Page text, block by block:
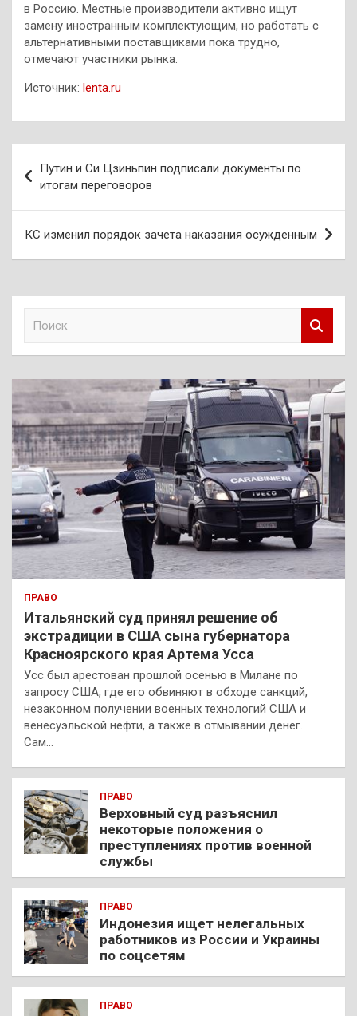
в Россию. Местные производители активно ищут
замену иностранным комплектующим, но работать с
альтернативными поставщиками пока трудно,
отмечают участники рынка.
Источник: lenta.ru
по
записям
Путин и Си Цзиньпин подписали документы по
итогам переговоров
КС изменил порядок зачета наказания осужденным
к
ПРАВО
Итальянский суд принял решение об
экстрадиции в США сына губернатора
Красноярского края Артема Усса
Усс был арестован прошлой осенью в Милане по
запросу США, где его обвиняют в обходе санкций,
незаконном получении военных технологий США и
венесуэльской нефти, а также в отмывании денег.
Сам…
ПРАВО
Верховный суд разъяснил
некоторые положения о
преступлениях против военной
службы
ПРАВО
Индонезия ищет нелегальных
работников из России и Украины
по соцсетям
ПРАВО